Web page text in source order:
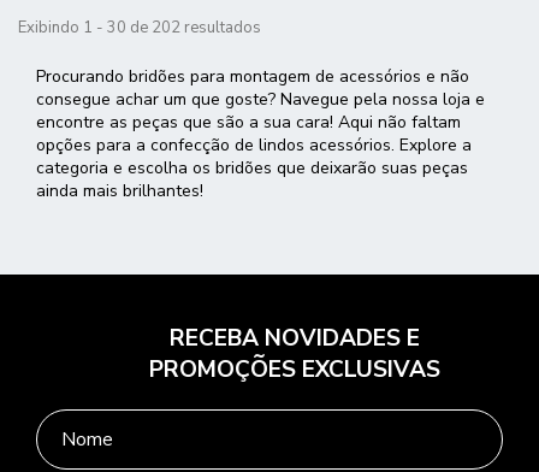
Exibindo 1 - 30 de 202 resultados
Procurando bridões para montagem de acessórios e não
consegue achar um que goste? Navegue pela nossa loja e
encontre as peças que são a sua cara! Aqui não faltam
opções para a confecção de lindos acessórios. Explore a
categoria e escolha os bridões que deixarão suas peças
ainda mais brilhantes!
RECEBA NOVIDADES E
PROMOÇÕES EXCLUSIVAS